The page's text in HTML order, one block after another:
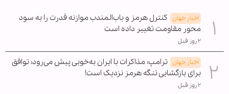
اخبار جهان کنترل هرمز و باب‌المندب موازنه قدرت را به سود
محور مقاومت تغییر داده است
۲ روز قبل
اخبار جهان ترامپ: مذاکرات با ایران به‌خوبی پیش می‌رود؛ توافق
برای بازگشایی تنگه هرمز نزدیک است!
۲ روز قبل